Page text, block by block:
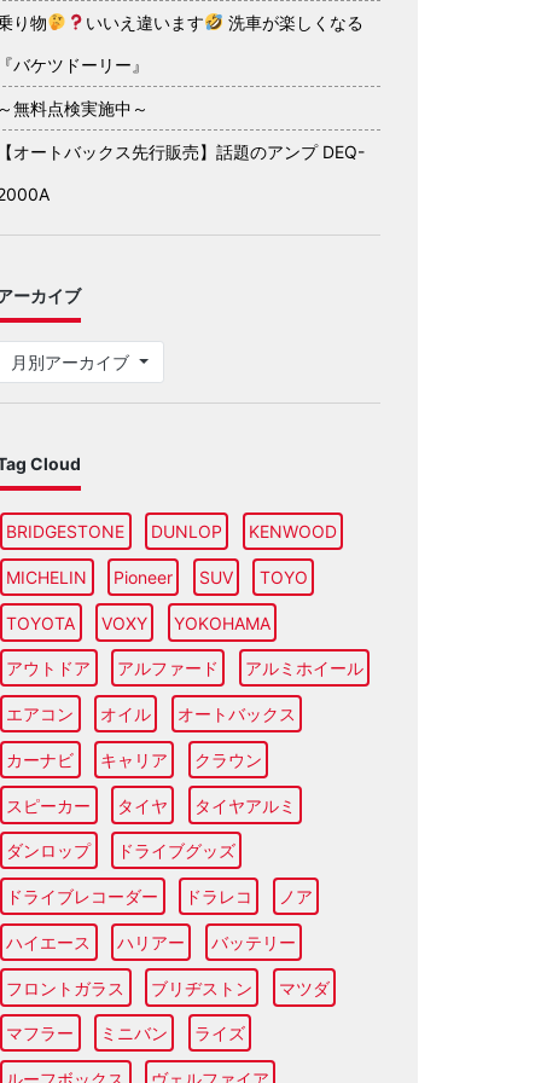
り物 いいえ違います 洗車が楽しくなる
バケツドーリー』
無料点検実施中～
オートバックス先行販売】話題のアンプ DEQ-
ーカイブ
月別アーカイブ
Cloud
BRIDGESTONE DUNLOP KENWOOD
MICHELIN Pioneer SUV TOYO
TOYOTA VOXY YOKOHAMA
アウトドア アルファード アルミホイール
エアコン オイル オートバックス
カーナビ キャリア クラウン
スピーカー タイヤ タイヤアルミ
ダンロップ ドライブグッズ
ドライブレコーダー ドラレコ ノア
ハイエース ハリアー バッテリー
フロントガラス ブリヂストン マツダ
マフラー ミニバン ライズ
ルーフボックス ヴェルファイア